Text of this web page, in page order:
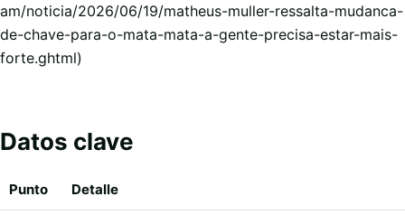
am/noticia/2026/06/19/matheus-muller-ressalta-mudanca-
de-chave-para-o-mata-mata-a-gente-precisa-estar-mais-
forte.ghtml)
Datos clave
Punto Detalle